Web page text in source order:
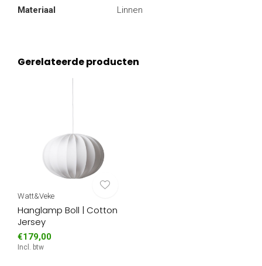
Materiaal
Linnen
Gerelateerde producten
Watt&Veke
Hanglamp Boll | Cotton
Jersey
€179,00
Incl. btw